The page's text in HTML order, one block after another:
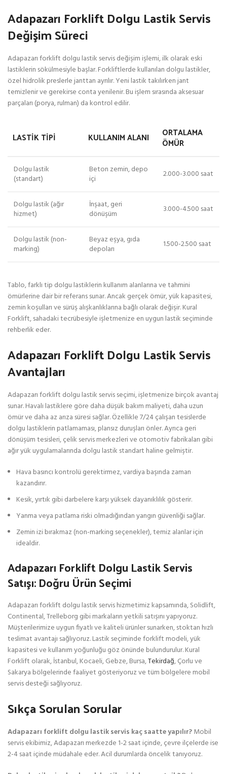
Adapazarı Forklift Dolgu Lastik Servis
Değişim Süreci
Adapazarı forklift dolgu lastik servis değişim işlemi, ilk olarak eski
lastiklerin sökülmesiyle başlar. Forkliftlerde kullanılan dolgu lastikler,
özel hidrolik preslerle janttan ayrılır. Yeni lastik takılırken jant
temizlenir ve gerekirse conta yenilenir. Bu işlem sırasında aksesuar
parçaları (porya, rulman) da kontrol edilir.
LASTIK TIPI KULLANIM ALANI ORTALAMA
ÖMÜR
Dolgu lastik
(standart)
Beton zemin, depo
içi
2.000-3.000 saat
Dolgu lastik (ağır
hizmet)
İnşaat, geri
dönüşüm
3.000-4.500 saat
Dolgu lastik (non-
marking)
Beyaz eşya, gıda
depoları
1.500-2.500 saat
Tablo, farklı tip dolgu lastiklerin kullanım alanlarına ve tahmini
ömürlerine dair bir referans sunar. Ancak gerçek ömür, yük kapasitesi,
zemin koşulları ve sürüş alışkanlıklarına bağlı olarak değişir. Kural
Forklift, sahadaki tecrübesiyle işletmenize en uygun lastik seçiminde
rehberlik eder.
Adapazarı Forklift Dolgu Lastik Servis
Avantajları
Adapazarı forklift dolgu lastik servis seçimi, işletmenize birçok avantaj
sunar. Havalı lastiklere göre daha düşük bakım maliyeti, daha uzun
ömür ve daha az arıza süresi sağlar. Özellikle 7/24 çalışan tesislerde
dolgu lastiklerin patlamaması, plansız duruşları önler. Ayrıca geri
dönüşüm tesisleri, çelik servis merkezleri ve otomotiv fabrikaları gibi
ağır yük uygulamalarında dolgu lastik standart haline gelmiştir.
Hava basıncı kontrolü gerektirmez, vardiya başında zaman
kazandırır.
Kesik, yırtık gibi darbelere karşı yüksek dayanıklılık gösterir.
Yanma veya patlama riski olmadığından yangın güvenliği sağlar.
Zemin izi bırakmaz (non-marking seçenekler), temiz alanlar için
idealdir.
Adapazarı Forklift Dolgu Lastik Servis
Satışı: Doğru Ürün Seçimi
Adapazarı forklift dolgu lastik servis hizmetimiz kapsamında, Solidlift,
Continental, Trelleborg gibi markaların yetkili satışını yapıyoruz.
Müşterilerimize uygun fiyatlı ve kaliteli ürünler sunarken, stoktan hızlı
teslimat avantajı sağlıyoruz. Lastik seçiminde forklift modeli, yük
kapasitesi ve kullanım yoğunluğu göz önünde bulundurulur. Kural
Forklift olarak, İstanbul, Kocaeli, Gebze, Bursa,Tekirdağ, Çorlu ve
Sakarya bölgelerinde faaliyet gösteriyoruz ve tüm bölgelere mobil
servis desteği sağlıyoruz.
Sıkça Sorulan Sorular
Adapazarı forklift dolgu lastik servis kaç saatte yapılır?Mobil
servis ekibimiz, Adapazarı merkezde 1-2 saat içinde, çevre ilçelerde ise
2-4 saat içinde müdahale eder. Acil durumlarda öncelik tanıyoruz.